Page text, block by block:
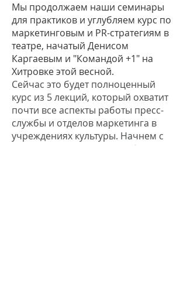
Мы продолжаем наши семинары
для практиков и углубляем курс по
маркетинговым и PR-стратегиям в
театре, начатый Денисом
Каргаевым и "Командой +1" на
Хитровке этой весной.
Сейчас это будет полноценный
курс из 5 лекций, который охватит
почти все аспекты работы пресс-
службы и отделов маркетинга в
учреждениях культуры. Начнем с
самого главного: 19 сентября